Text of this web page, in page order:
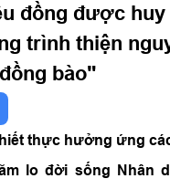
đồng được huy
trình thiện
bào"
thực hưởng ứng
lo đời sống Nhân